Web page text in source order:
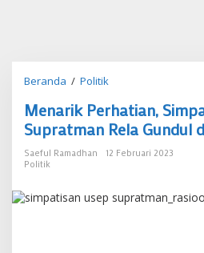
Beranda / Politik
Simpatisan
Usep
Supratman
Rela
PPP
Menarik Perhatian,
Supratman Rela Gundul
Saeful Ramadhan
12 Februari 2023
Politik